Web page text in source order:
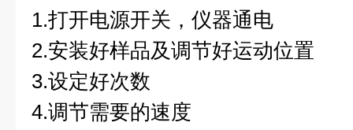
1.打开电源开关，仪器通电
2.安装好样品及调节好运动位置
3.设定好次数
4.调节需要的速度